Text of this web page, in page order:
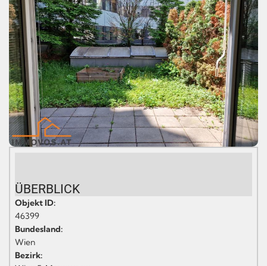
ÜBERBLICK
Objekt ID:
46399
Bundesland:
Wien
Bezirk: